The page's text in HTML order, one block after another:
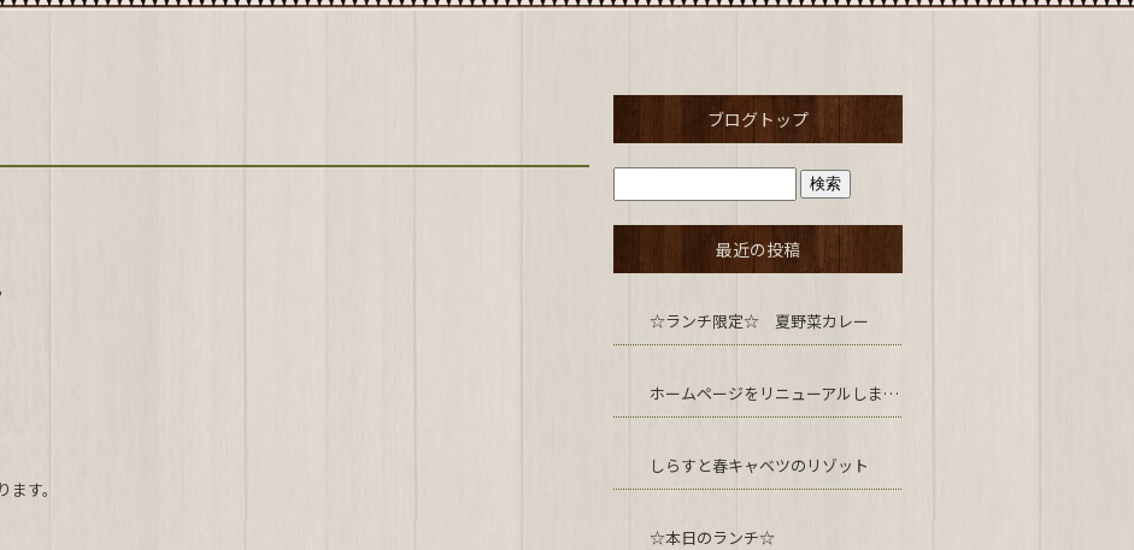
す。
ブログトップ
最近の投稿
☆ランチ限定☆ 夏野菜カレー
ホームページをリニューアルしました！
しらすと春キャベツのリゾット
☆本日のランチ☆